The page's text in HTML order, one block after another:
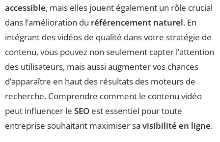
accessible, mais elles jouent également un rôle crucial
dans l’amélioration du référencement naturel. En
intégrant des vidéos de qualité dans votre stratégie de
contenu, vous pouvez non seulement capter l’attention
des utilisateurs, mais aussi augmenter vos chances
d’apparaître en haut des résultats des moteurs de
recherche. Comprendre comment le contenu vidéo
peut influencer le SEO est essentiel pour toute
entreprise souhaitant maximiser sa visibilité en ligne.